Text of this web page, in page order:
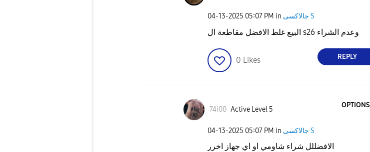
‎04-13-2025 05:07 PM in جالاكسى S
البيع غلط الافضل مقاطعة ال s26 وعدم الشراء
0 Likes REPLY
74i00 Active Level 5
OPTIONS
‎04-13-2025 05:07 PM in جالاكسى S
الافضللل شراء شاومي او اي جهاز اخرر